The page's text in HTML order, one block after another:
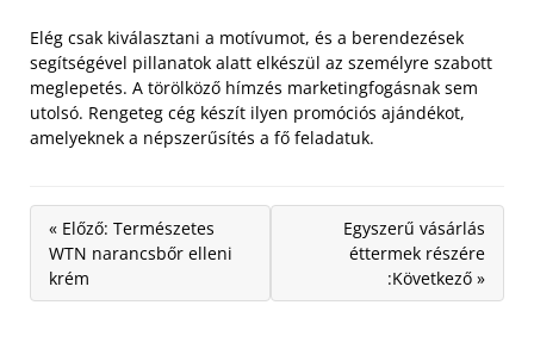
Elég csak kiválasztani a motívumot, és a berendezések
segítségével pillanatok alatt elkészül az személyre szabott
meglepetés. A törölköző hímzés marketingfogásnak sem
utolsó. Rengeteg cég készít ilyen promóciós ajándékot,
amelyeknek a népszerűsítés a fő feladatuk.
« Előző: Természetes
WTN narancsbőr elleni
krém
Egyszerű vásárlás
éttermek részére
:Következő »